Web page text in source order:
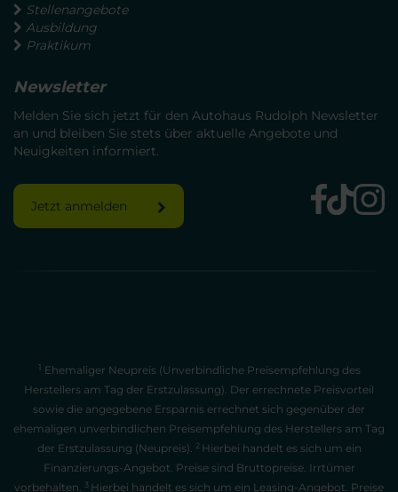
Stellenangebote
Ausbildung
Praktikum
Newsletter
Melden Sie sich jetzt für den Autohaus Rudolph Newsletter
an und bleiben Sie stets über aktuelle Angebote und
Neuigkeiten informiert.
Jetzt anmelden
1 Ehemaliger Neupreis (Unverbindliche Preisempfehlung des
Herstellers am Tag der Erstzulassung). Der errechnete Preisvorteil
sowie die angegebene Ersparnis errechnet sich gegenüber der
ehemaligen unverbindlichen Preisempfehlung des Herstellers am Tag
der Erstzulassung (Neupreis). 2 Hierbei handelt es sich um ein
Finanzierungs-Angebot. Preise sind Bruttopreise. Irrtümer
vorbehalten. 3 Hierbei handelt es sich um ein Leasing-Angebot. Preise